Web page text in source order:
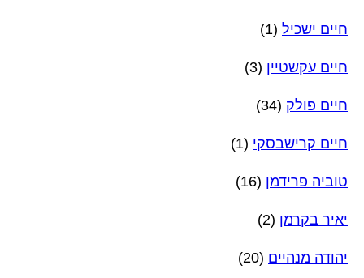
חיים ישכיל (1)
חיים עקשטיין (3)
חיים פולק (34)
חיים קרישבסקי (1)
טוביה פרידמן (16)
יאיר בקרמן (2)
יהודה מנהיים (20)